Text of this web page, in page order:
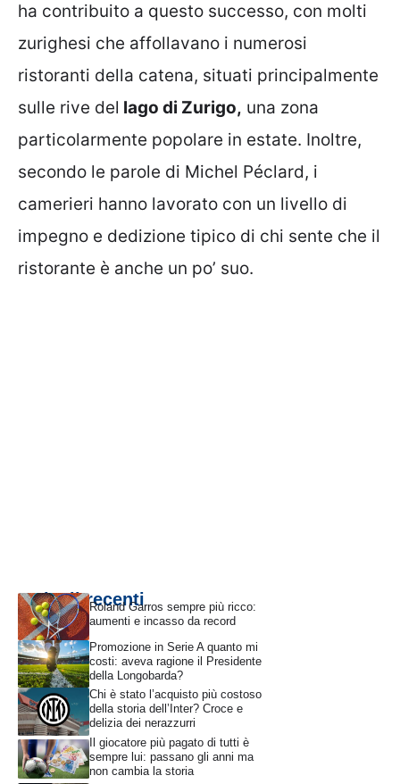
ha contribuito a questo successo, con molti
zurighesi che affollavano i numerosi
ristoranti della catena, situati principalmente
sulle rive del lago di Zurigo, una zona
particolarmente popolare in estate. Inoltre,
secondo le parole di Michel Péclard, i
camerieri hanno lavorato con un livello di
impegno e dedizione tipico di chi sente che il
ristorante è anche un po’ suo.
Articoli recentiRoland Garros sempre più ricco:
aumenti e incasso da record
Promozione in Serie A quanto mi
costi: aveva ragione il Presidente
della Longobarda?
Chi è stato l’acquisto più costoso
della storia dell’Inter? Croce e
delizia dei nerazzurri
Il giocatore più pagato di tutti è
sempre lui: passano gli anni ma
non cambia la storia